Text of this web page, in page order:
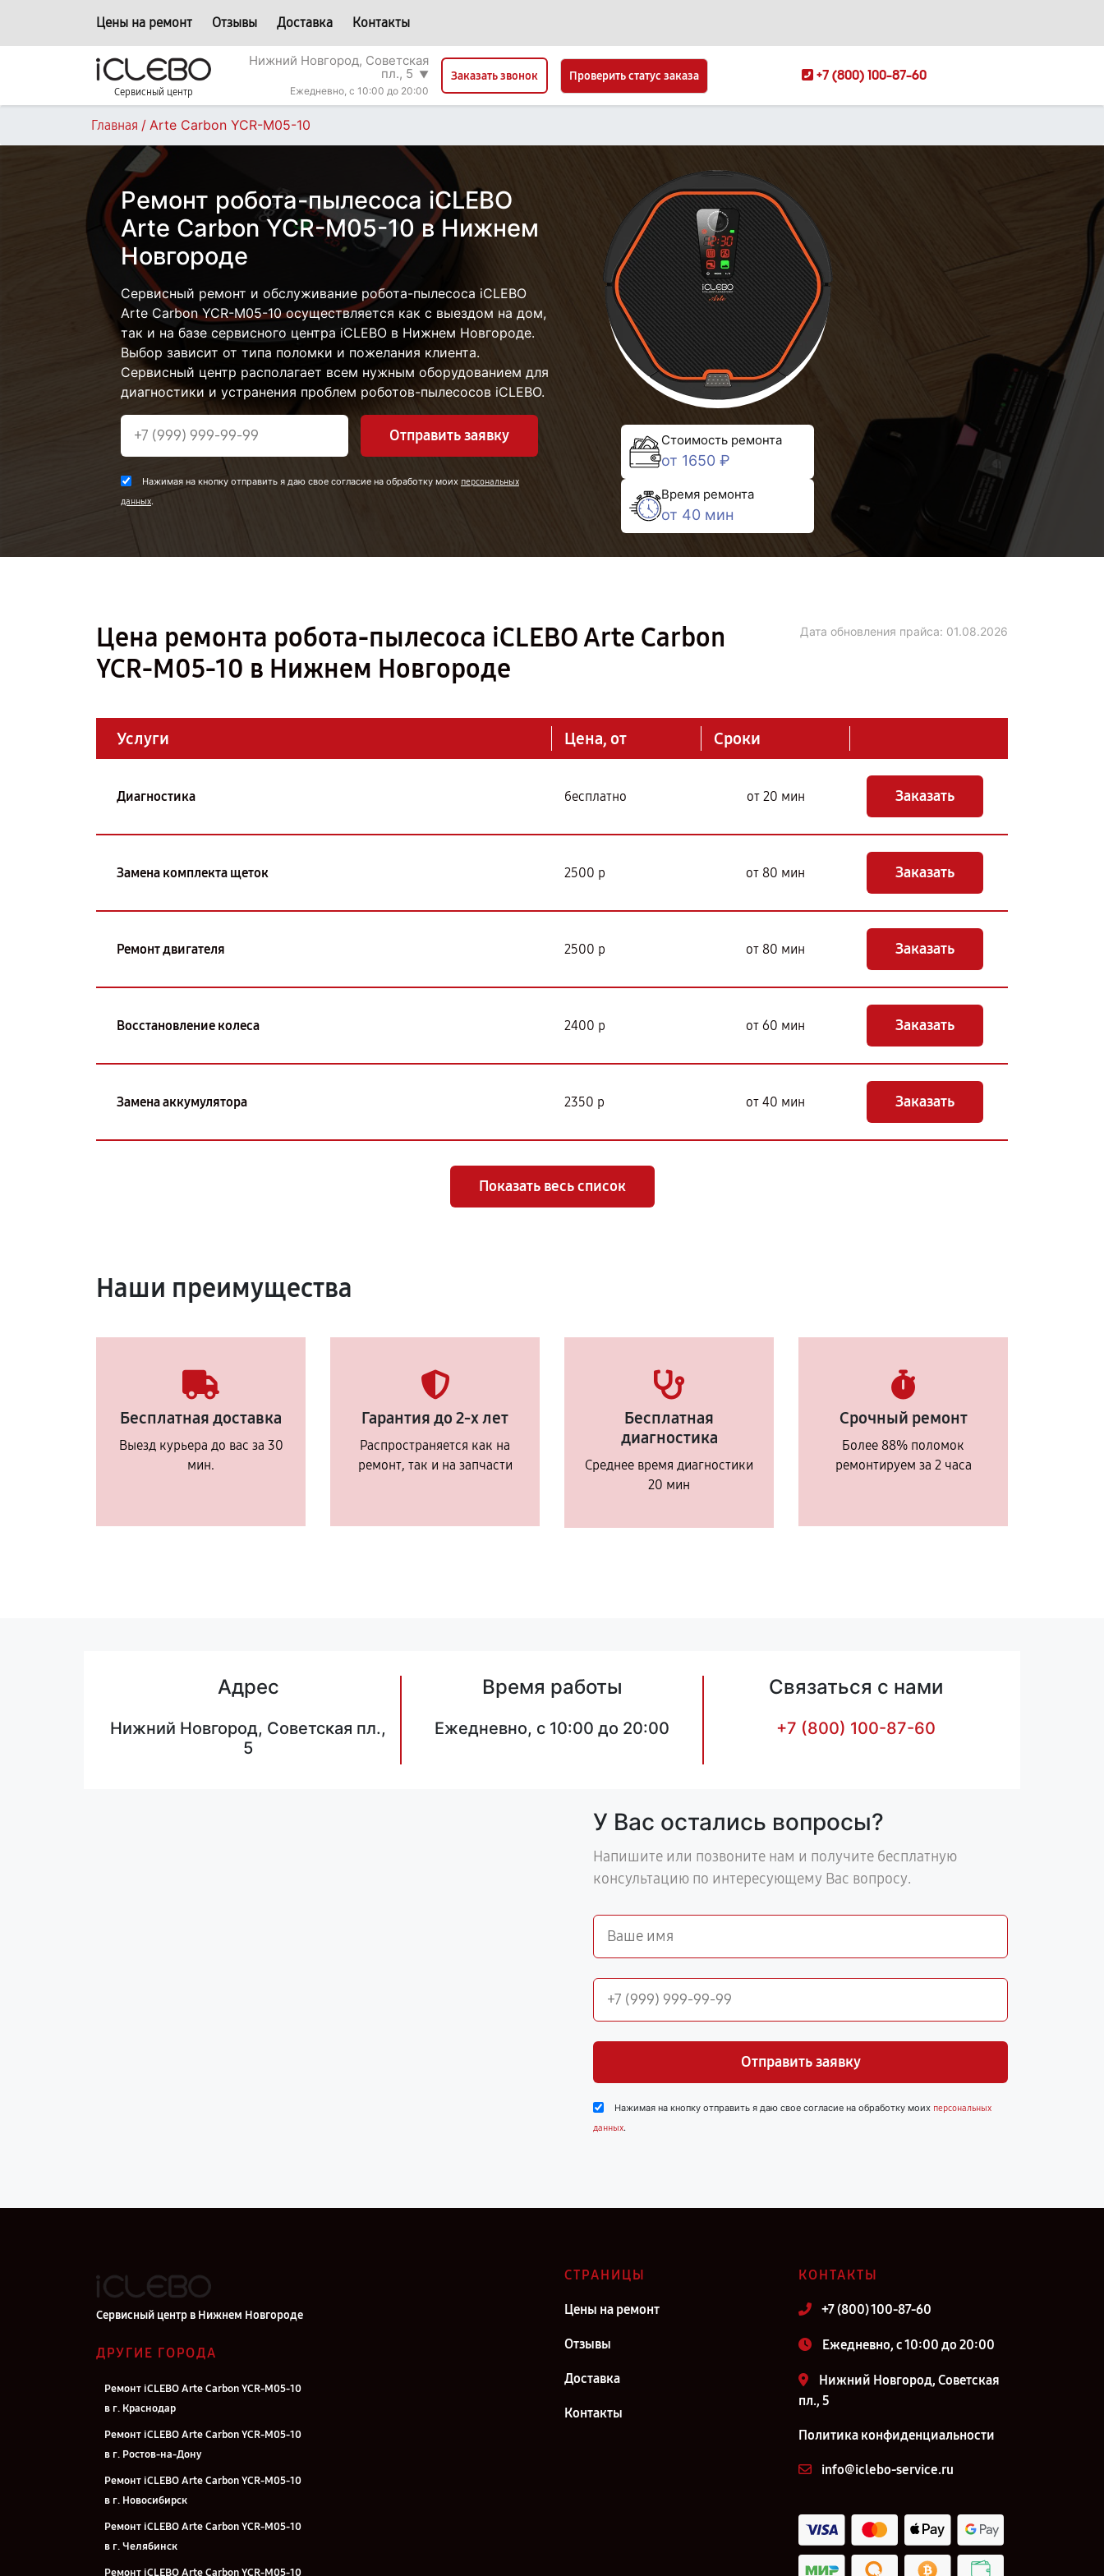
Цены на ремонт Отзывы Доставка Контакты
Сервисный центр
Нижний Новгород, Советская
пл., 5 ▼
Ежедневно, с 10:00 до 20:00
Заказать звонок Проверить статус заказа +7 (800) 100-87-60
Главная / Arte Carbon YCR-M05-10
Ремонт робота-пылесоса iCLEBO
Arte Carbon YCR-M05-10 в Нижнем
Новгороде
Сервисный ремонт и обслуживание робота-пылесоса iCLEBO
Arte Carbon YCR-M05-10 осуществляется как с выездом на дом,
так и на базе сервисного центра iCLEBO в Нижнем Новгороде.
Выбор зависит от типа поломки и пожелания клиента.
Сервисный центр располагает всем нужным оборудованием для
диагностики и устранения проблем роботов-пылесосов iCLEBO.
Отправить заявку
Нажимая на кнопку отправить я даю свое согласие на обработку моих персональных
данных.
Стоимость ремонта
от 1650 ₽
Время ремонта
от 40 мин
Цена ремонта робота-пылесоса iCLEBO Arte Carbon
YCR-M05-10 в Нижнем Новгороде
Дата обновления прайса: 01.08.2026
Услуги Цена, от Сроки
Диагностика бесплатно от 20 мин Заказать
Замена комплекта щеток 2500 р от 80 мин Заказать
Ремонт двигателя 2500 р от 80 мин Заказать
Восстановление колеса 2400 р от 60 мин Заказать
Замена аккумулятора 2350 р от 40 мин Заказать
Показать весь список
Наши преимущества
Бесплатная доставка
Выезд курьера до вас за 30
мин.
Гарантия до 2-х лет
Распространяется как на
ремонт, так и на запчасти
Бесплатная
диагностика
Среднее время диагностики
20 мин
Срочный ремонт
Более 88% поломок
ремонтируем за 2 часа
Адрес
Нижний Новгород, Советская пл.,
5
Время работы
Ежедневно, с 10:00 до 20:00
Связаться с нами
+7 (800) 100-87-60
У Вас остались вопросы?
Напишите или позвоните нам и получите бесплатную
консультацию по интересующему Вас вопросу.
Отправить заявку
Нажимая на кнопку отправить я даю свое согласие на обработку моих персональных
данных.
Сервисный центр в Нижнем Новгороде
ДРУГИЕ ГОРОДА
Ремонт iCLEBO Arte Carbon YCR-M05-10
в г. Краснодар
Ремонт iCLEBO Arte Carbon YCR-M05-10
в г. Ростов-на-Дону
Ремонт iCLEBO Arte Carbon YCR-M05-10
в г. Новосибирск
Ремонт iCLEBO Arte Carbon YCR-M05-10
в г. Челябинск
Ремонт iCLEBO Arte Carbon YCR-M05-10
СТРАНИЦЫ
Цены на ремонт
Отзывы
Доставка
Контакты
КОНТАКТЫ
+7 (800) 100-87-60
Ежедневно, с 10:00 до 20:00
Нижний Новгород, Советская
пл., 5
Политика конфиденциальности
info@iclebo-service.ru